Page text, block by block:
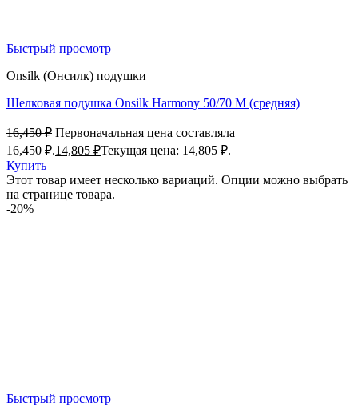
Быстрый просмотр
Onsilk (Онсилк) подушки
Шелковая подушка Onsilk Harmony 50/70 M (средняя)
16,450₽ Первоначальная цена составляла
16,450 ₽.14,805 ₽Текущая цена: 14,805 ₽.
Купить
Этот товар имеет несколько вариаций. Опции можно выбрать
на странице товара.
-20%
Быстрый просмотр